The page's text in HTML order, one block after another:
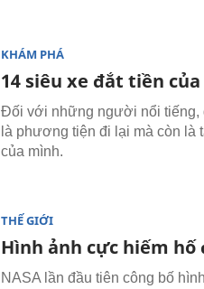
KHÁM PHÁ
14 siêu xe đắt tiền
Đối với những người nổi tiếng,
là phương tiện đi lại mà còn là
của mình.
THẾ GIỚI
Hình ảnh cực hiếm
NASA lần đầu tiên công bố